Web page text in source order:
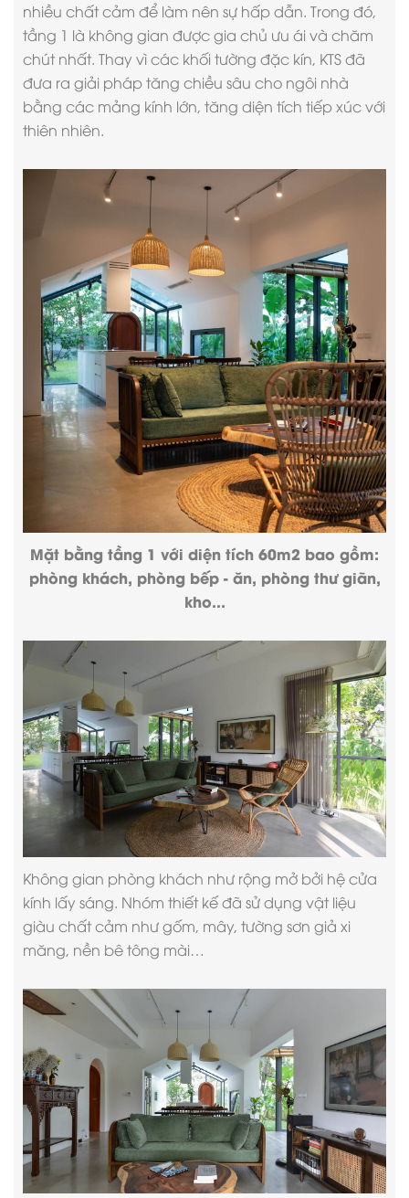
nhiều chất cảm để làm nên sự hấp dẫn. Trong đó,
tầng 1 là không gian được gia chủ ưu ái và chăm
chút nhất. Thay vì các khối tường đặc kín, KTS đã
đưa ra giải pháp tăng chiều sâu cho ngôi nhà
bằng các mảng kính lớn, tăng diện tích tiếp xúc với
thiên nhiên.
Mặt bằng tầng 1 với diện tích 60m2 bao gồm:
phòng khách, phòng bếp - ăn, phòng thư giãn,
kho...
Không gian phòng khách như rộng mở bởi hệ cửa
kính lấy sáng. Nhóm thiết kế đã sử dụng vật liệu
giàu chất cảm như gốm, mây, tường sơn giả xi
măng, nền bê tông mài…